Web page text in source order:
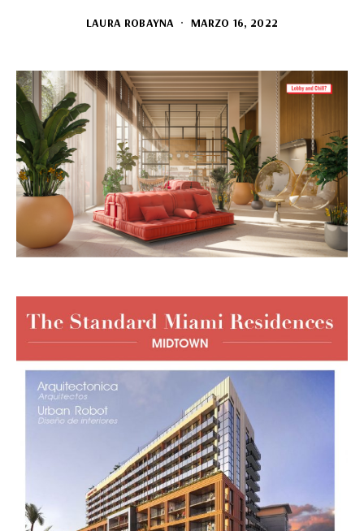
LAURA ROBAYNA MARZO 16, 2022